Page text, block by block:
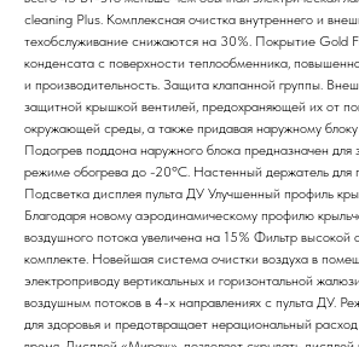
cleaning Plus. Комплексная очистка внутреннего и
техобслуживание снижаются на 30%. Покрытие Gold
конденсата с поверхности теплообменника,
и производительность. Защита клапанной группы.
защитной крышкой вентилей, предохраняющей их от
окружающей среды, а также придавая наружному
Подогрев поддона наружного блока предназначен для
режиме обогрева до -20ºС. Настенный держатель для
Подсветка дисплея пульта ДУ Улучшенный профиль
Благодаря новому аэродинамическому профилю
воздушного потока увеличена на 15% Фильтр высокой
комплекте. Новейшая система очистки воздуха в
электроприводу вертикальных и горизонтальной
воздушным потоков в 4-х направлениях с пульта ДУ.
для здоровья и предотвращает нерациональный